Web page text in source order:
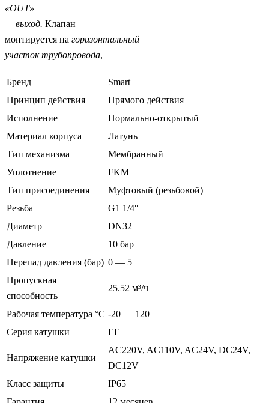
«OUT»
— выход. Клапан
монтируется на горизонтальный
участок трубопровода,
Бренд
Smart
Принцип действия
Прямого действия
Исполнение
Нормально-открытый
Материал корпуса
Латунь
Тип механизма
Мембранный
Уплотнение
FKM
Тип присоединения
Муфтовый (резьбовой)
Резьба
G1 1/4″
Диаметр
DN32
Давление
10 бар
Перепад давления (бар) 0 — 5
Пропускная
способность
25.52 м³/ч
Рабочая температура °С -20 — 120
Серия катушки
EE
Напряжение катушки
AC220V, AC110V, AC24V, DC24V,
DC12V
Класс защиты
IP65